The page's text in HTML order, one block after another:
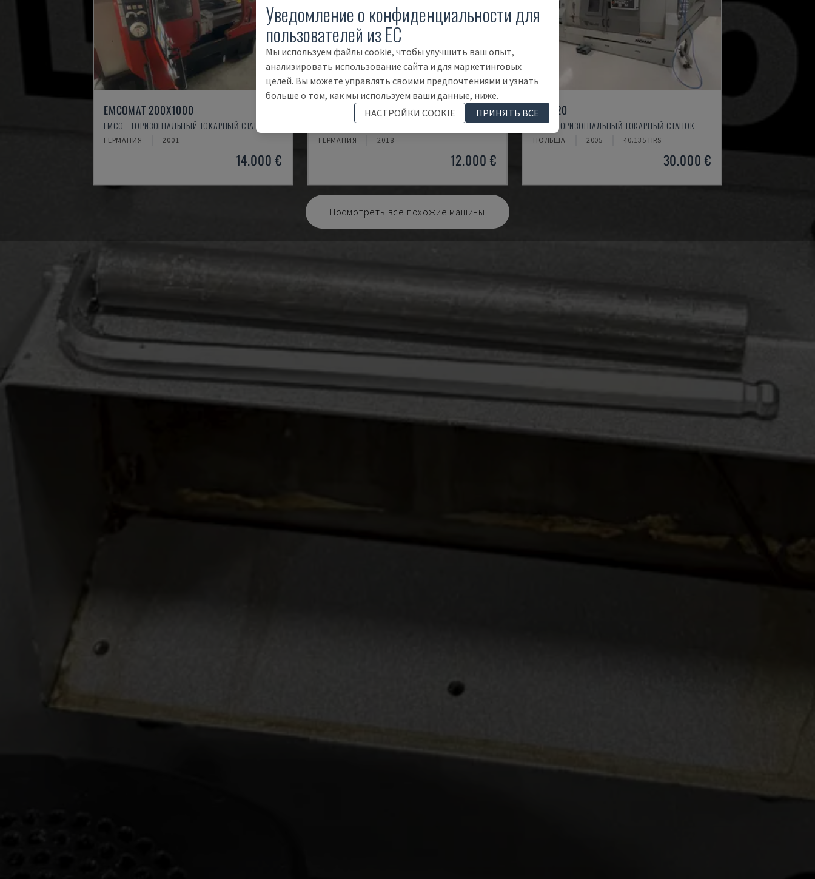
EMCOMAT 200X1000
EMCO - ГОРИЗОНТАЛЬНЫЙ ТОКАРНЫЙ СТАНОК
ГЕРМАНИЯ 2001
14.000 €
TH 4610
OPTIMUM - ГОРИЗОНТАЛЬНЫЙ ТОКАРНЫЙ СТАНОК
ГЕРМАНИЯ 2018
12.000 €
TBI-520
CMZ - ГОРИЗОНТАЛЬНЫЙ ТОКАРНЫЙ СТАНОК
ПОЛЬША 2005 40.135 HRS
30.000 €
Посмотреть все похожие машины
Уведомление о конфиденциальности для
пользователей из ЕС
Мы используем файлы cookie, чтобы улучшить ваш опыт,
анализировать использование сайта и для маркетинговых
целей. Вы можете управлять своими предпочтениями и узнать
больше о том, как мы используем ваши данные, ниже.
НАСТРОЙКИ COOKIE
ПРИНЯТЬ ВСЕ